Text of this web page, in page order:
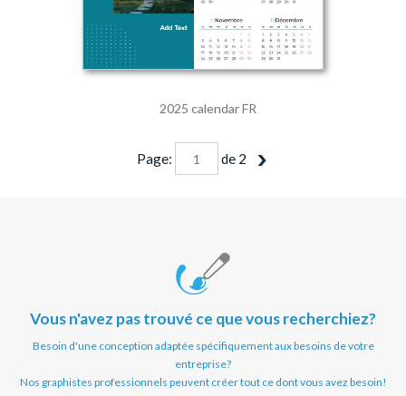
2025 calendar FR
Page: de 2
Vous n'avez pas trouvé ce que vous recherchiez?
Besoin d'une conception adaptée spécifiquement aux besoins de votre
entreprise?
Nos graphistes professionnels peuvent créer tout ce dont vous avez besoin!